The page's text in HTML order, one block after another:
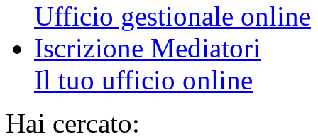
Ufficio gestionale online
Iscrizione Mediatori
Il tuo ufficio online
Hai cercato: